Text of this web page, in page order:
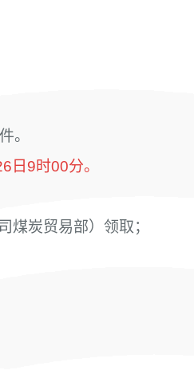
。
日9时00分。
炭贸易部）领取；